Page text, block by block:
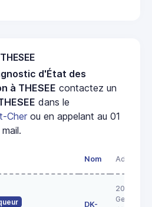
d'État des
à THESEE contactez un
dans le
Cher ou en appelant au 01
Nom Adresse
DK-
20A rue
George